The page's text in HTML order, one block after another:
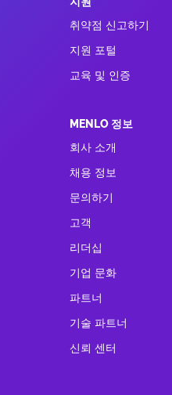
취약점 신고하기
지원 포털
교육 및 인증
MENLO 정보
회사 소개
채용 정보
문의하기
고객
리더십
기업 문화
파트너
기술 파트너
신뢰 센터